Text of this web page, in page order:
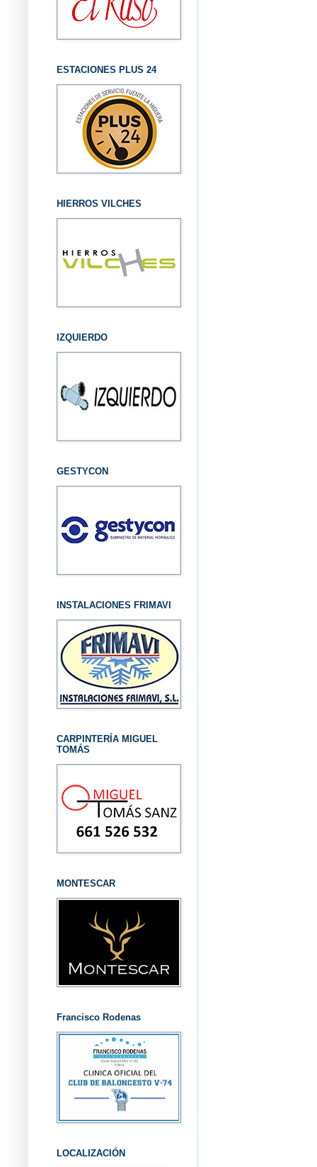
ESTACIONES PLUS 24
HIERROS VILCHES
IZQUIERDO
GESTYCON
INSTALACIONES FRIMAVI
CARPINTERÍA MIGUEL
TOMÁS
MONTESCAR
Francisco Rodenas
LOCALIZACIÓN